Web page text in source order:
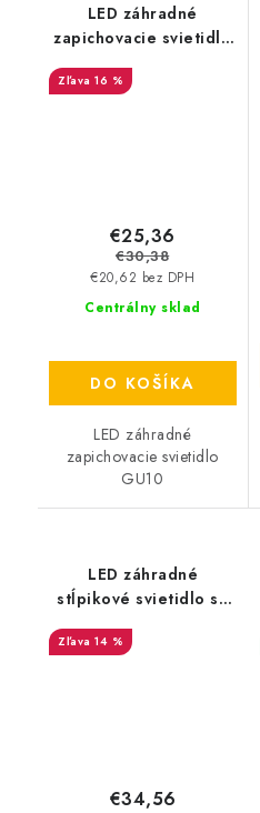
LED záhradné
zapichovacie svietidlo
16 %
Centrálny sklad
€20,62 bez DPH
€25,36
€30,38
DO KOŠÍKA
LED záhradné
zapichovacie svietidlo
GU10
LED záhradné
stĺpikové svietidlo so
senzorom E27, 45cm -
šedé
14 %
€34,56